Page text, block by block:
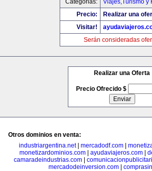
Categorias:
Viajes,Turismo y
Precio:
Realizar una
Visitar!
Serán consideradas
Realizar una Oferta
Precio Ofrecido $
Otros dominios en venta:
industriargentina.net| mercadodf.com|
monetizardominios.com
ayudaviajeros.com
camaradeindustrias.com|
mercadodeinversion.com|